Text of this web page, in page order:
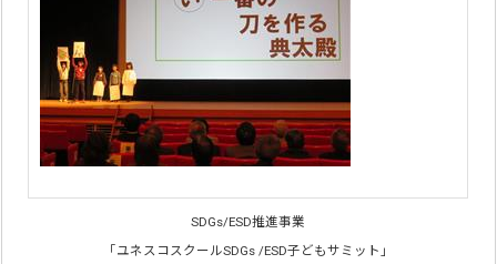
SDGs/ESD推進事業
「ユネスコスクールSDGs /ESD子どもサミット」